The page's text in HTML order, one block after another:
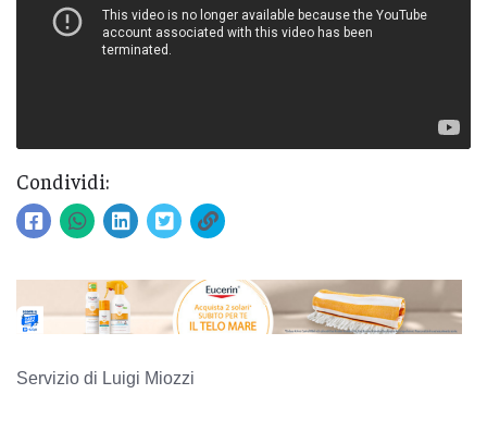
Condividi:
Servizio di Luigi Miozzi